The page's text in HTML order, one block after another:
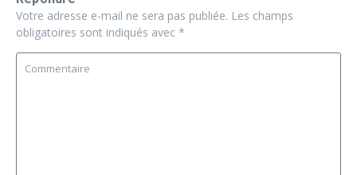
Votre adresse e-mail ne sera pas publiée. Les champs
obligatoires sont indiqués avec *